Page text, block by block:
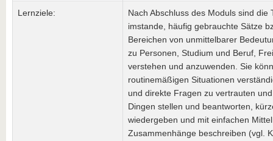
Lernziele:
Nach Abschluss des Moduls sind die
imstande, häufig gebrauchte Sätze
Bereichen von unmittelbarer
zu Personen, Studium und Beruf,
verstehen und anzuwenden. Sie
routinemäßigen Situationen
und direkte Fragen zu vertrauten
Dingen stellen und beantworten,
wiedergeben und mit einfachen
Zusammenhänge beschreiben (vgl.